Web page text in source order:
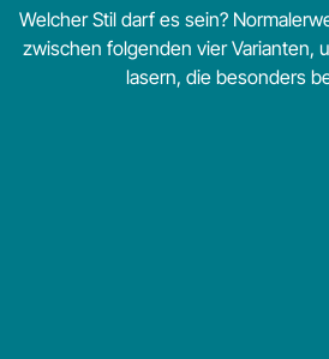
Welcher Stil darf es sein?
zwischen folgenden vier Varianten,
lasern, die besonders